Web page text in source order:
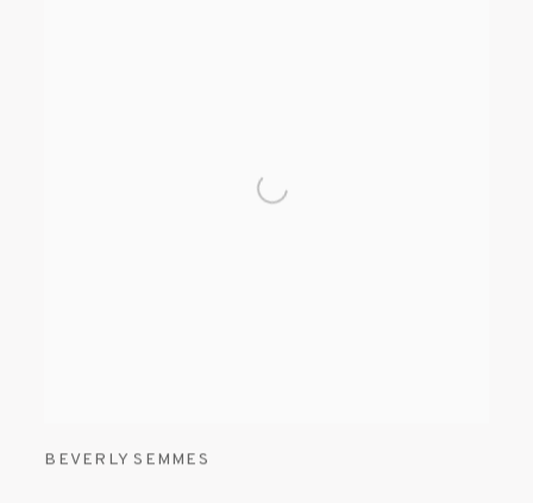
BEVERLY SEMMES